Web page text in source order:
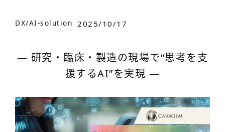
DX/AI-solution 2025/10/17
― 研究・臨床・製造の現場で“思考を支
援するAI”を実現 ―